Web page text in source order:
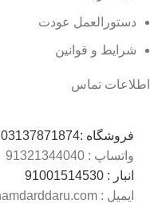
دستورالعمل عودت
شرایط و قوانین
اطلاعات تماس
فروشگاه :03137871874
واتساپ : 0
9132134404
انبار : 0
9100151453
ایمیل : info@hamdarddaru.com